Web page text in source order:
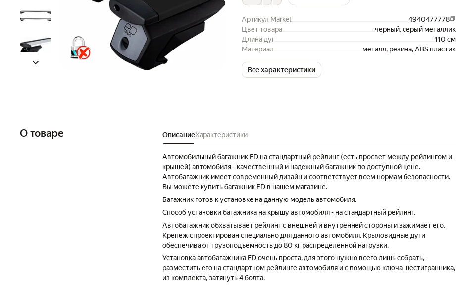
Артикул Market
4940477778
Цвет товара
черный, серый металлик
Длина дуг
110 см
Материал
металл, резина, ABS пластик
Все характеристики
О товаре ОписаниеХарактеристики
Автомобильный багажник ED на стандартный рейлинг (есть просвет между рейлингом и
крышей) автомобиля - качественный и надежный багажник по доступной цене.
Автобагажник имеет современный дизайн и соответствует всем нормам безопасности.
Вы можете купить багажник ED в нашем магазине.
Багажник готов к установке на данную модель автомобиля.
Способ установки багажника на крышу автомобиля - на стандартный рейлинг.
Автобагажник обхватывает рейлинг с внешней и внутренней стороны и зажимает его.
Крепеж спроектирован специально для данного автомобиля. Крыловидные дуги
обеспечивают грузоподъемность до 80 кг распределенной нагрузки.
Установка автобагажника ED очень проста, для этого нужно всего лишь собрать,
разместить его на стандартном рейлинге автомобиля и с помощью ключа шестигранника,
из комплекта, затянуть 4 болта.